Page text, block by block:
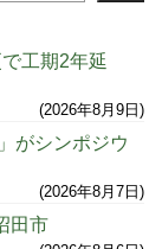
工期2年延
2026年8月9日
がシンポジウ
2026年8月7日
田市